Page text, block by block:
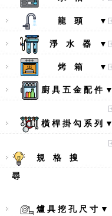
龍 頭 ▼
淨 水 器 ▼
烤 箱 ▼
廚 具 五 金 配 件 ▼
橫 桿 掛 勾 系 列 ▼
規 格 搜
尋
爐 具 挖 孔 尺 寸 ▼